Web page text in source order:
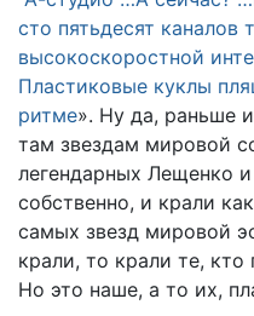
сто пятьдесят каналов
высокоскоростной
Пластиковые куклы
ритме». Ну да, раньше
там звездам мировой
легендарных Лещенко
собственно, и крали
самых звезд мировой
крали, то крали те,
Но это наше, а то их,